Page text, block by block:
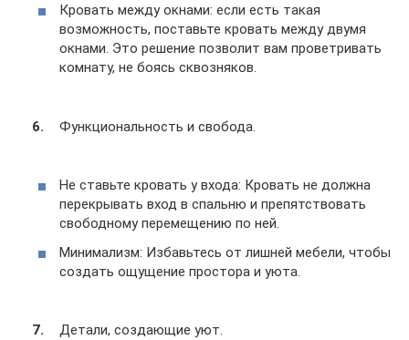
Кровать между окнами: если есть такая
возможность, поставьте кровать между двумя
окнами. Это решение позволит вам проветривать
комнату, не боясь сквозняков.
Функциональность и свобода.
Не ставьте кровать у входа: Кровать не должна
перекрывать вход в спальню и препятствовать
свободному перемещению по ней.
Минимализм: Избавьтесь от лишней мебели, чтобы
создать ощущение простора и уюта.
Детали, создающие уют.